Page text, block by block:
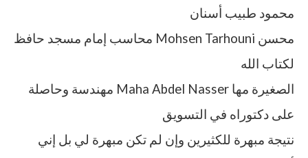
محمود طبيب أسنان
محسن Mohsen Tarhouni محاسب إمام مسجد حافظ
لكتاب الله
الصغيرة مها Maha Abdel Nasser مهندسة وحاصلة
على دكتوراه في التسويق
نتيجة مبهرة للكثيرين وإن لم تكن مبهرة لي بل إني